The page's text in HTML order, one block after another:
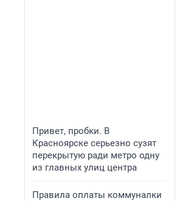
Привет, пробки. В
Красноярске серьезно сузят
перекрытую ради метро одну
из главных улиц центра
Правила оплаты коммуналки